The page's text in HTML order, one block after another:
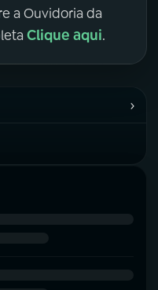
a Ouvidoria da
Clique aqui.
›